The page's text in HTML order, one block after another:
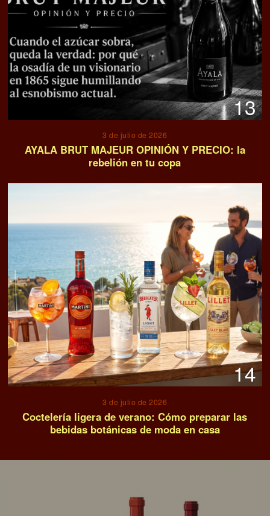
13
3 de julio de 2026
AYALA BRUT MAJEUR OPINIÓN Y PRECIO: la
rebelión en tu copa
14
3 de julio de 2026
Coctelería ligera de verano: Cómo preparar las
bebidas botánicas de moda en casa